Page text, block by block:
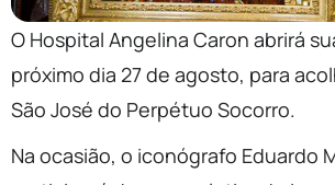
O Hospital Angelina Caron abrirá
próximo dia 27 de agosto, para
São José do Perpétuo Socorro.
Na ocasião, o iconógrafo Eduardo